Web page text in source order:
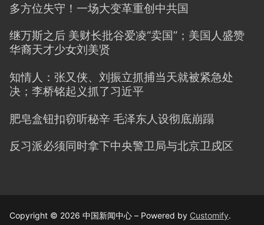
多方位失守！一场大变革重创中共国
继万斯之后 美财长批谷爱凌“卖国”；美国人盛赞
华裔天才少女刘美贤
知情人：张又侠、刘振立抓捕当天就被紧急处
决；李桥铭起义抓了习近平
肥皂盒钮扣窃听秘辛 毛泽东人设彻底崩蹋
反习派必须同时拿下中央警卫局与北京卫戍区
Copyright © 2026 中国新闻中心 – Powered by Customify.